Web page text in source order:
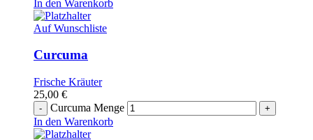
In den Warenkorb
Auf Wunschliste
Curcuma
Frische Kräuter
25,00 €
Curcuma Menge
In den Warenkorb